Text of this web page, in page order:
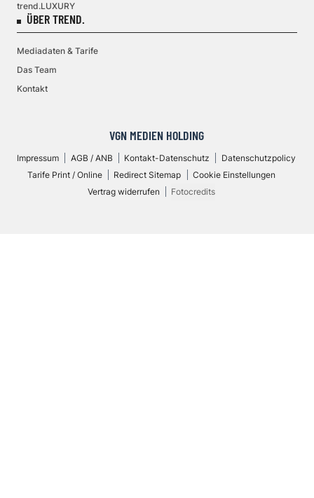
trend.LUXURY
ÜBER TREND.
Mediadaten & Tarife
Das Team
Kontakt
VGN MEDIEN HOLDING
Impressum AGB / ANB Kontakt-Datenschutz
Datenschutzpolicy
Tarife Print / Online
Redirect Sitemap
Cookie Einstellungen
Vertrag widerrufen
Fotocredits